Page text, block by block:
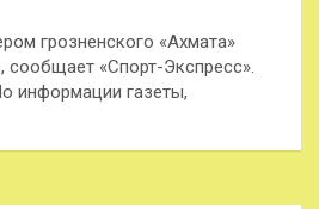
грозненского «Ахмата»
сообщает «Спорт-Экспресс».
информации газеты,